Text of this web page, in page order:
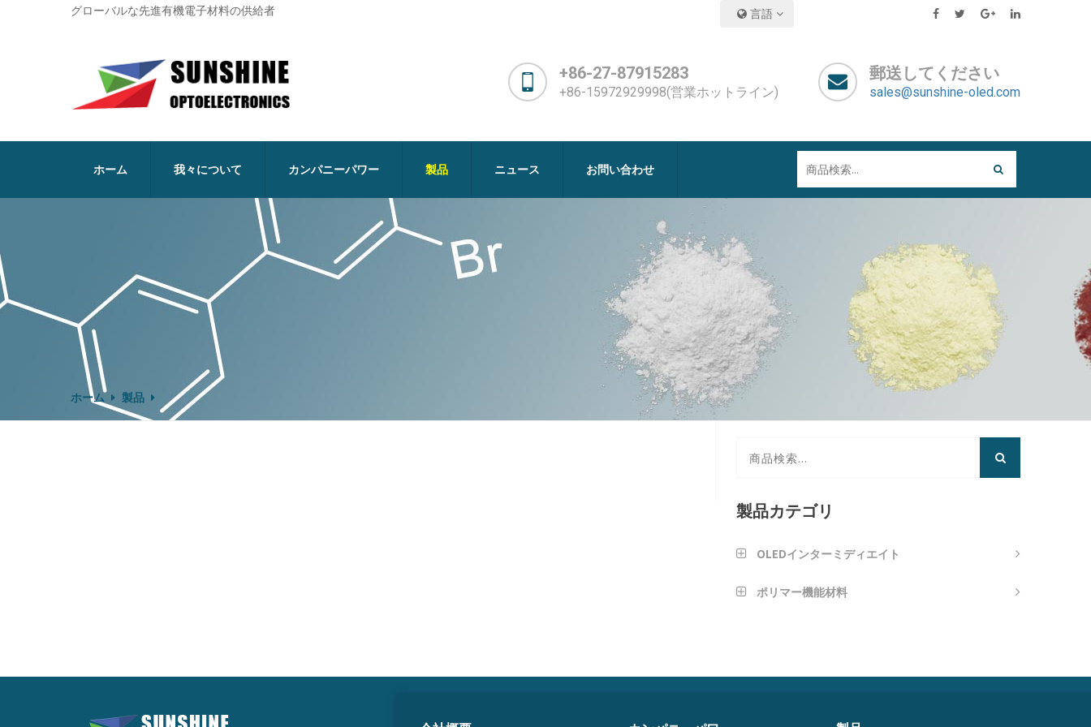
グローバルな先進有機電子材料の供給者 言語
+86-27-87915283
+86-15972929998(営業ホットライン)
郵送してください
sales@sunshine-oled.com
ホーム 我々について カンパニーパワー 製品 ニュース お問い合わせ
ホーム 製品
製品カテゴリ
OLEDインターミディエイト
芳香族アミンタイプ
ポリマー機能材料